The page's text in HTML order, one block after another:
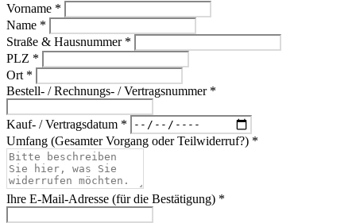
Vorname *
Name *
Straße & Hausnummer *
PLZ *
Ort *
Bestell- / Rechnungs- / Vertragsnummer *
Kauf- / Vertragsdatum *
Umfang (Gesamter Vorgang oder Teilwiderruf?) *
Ihre E-Mail-Adresse (für die Bestätigung) *